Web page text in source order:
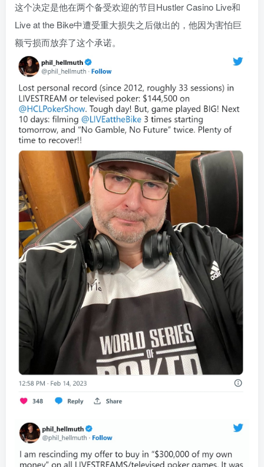
这个决定是他在两个备受欢迎的节目Hustler Casino Live和
Live at the Bike中遭受重大损失之后做出的，他因为害怕巨
额亏损而放弃了这个承诺。